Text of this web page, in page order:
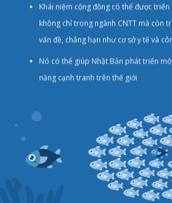
Khái niệm cộng đồng có thể được
không chỉ trong ngành CNTT mà còn
vấn đề, chẳng hạn như cơ sở y tế và
Nó có thể giúp Nhật Bản phát triển
năng cạnh tranh trên thế giới